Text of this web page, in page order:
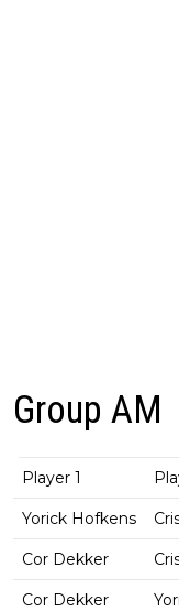
Group AM
Player 1
Yorick Hofkens
Cor Dekker
Cor Dekker